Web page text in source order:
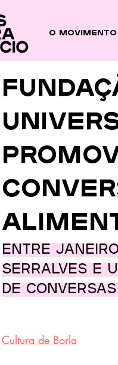
O Movimento
Entre janeiro
Serralves e
de
Cultura de Borla